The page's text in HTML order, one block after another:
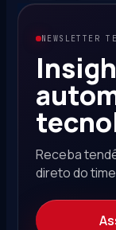
NEWSLETTER
Receba
direto do